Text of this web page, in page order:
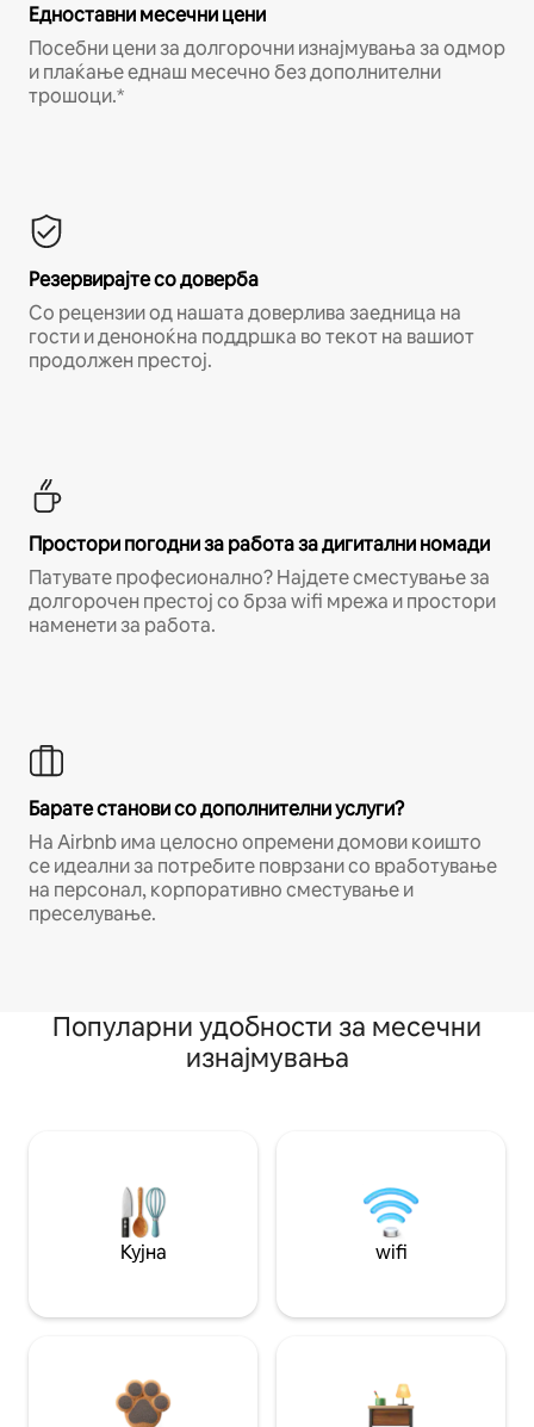
Едноставни месечни цени
Посебни цени за долгорочни изнајмувања за одмор
и плаќање еднаш месечно без дополнителни
трошоци.*
Резервирајте со доверба
Со рецензии од нашата доверлива заедница на
гости и деноноќна поддршка во текот на вашиот
продолжен престој.
Простори погодни за работа за дигитални номади
Патувате професионално? Најдете сместување за
долгорочен престој со брза wifi мрежа и простори
наменети за работа.
Барате станови со дополнителни услуги?
На Airbnb има целосно опремени домови коишто
се идеални за потребите поврзани со вработување
на персонал, корпоративно сместување и
преселување.
Популарни удобности за месечни
изнајмувања
Кујна wifi